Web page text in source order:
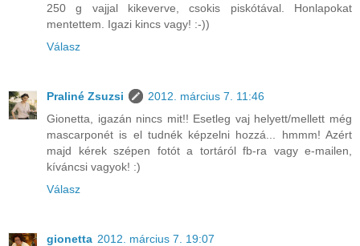
250 g vajjal kikeverve, csokis piskótával. Honlapokat
mentettem. Igazi kincs vagy! :-))
Válasz
Praliné Zsuzsi
2012. március 7. 11:46
Gionetta, igazán nincs mit!! Esetleg vaj helyett/mellett még
mascarponét is el tudnék képzelni hozzá... hmmm! Azért
majd kérek szépen fotót a tortáról fb-ra vagy e-mailen,
kíváncsi vagyok! :)
Válasz
gionetta 2012. március 7. 19:07